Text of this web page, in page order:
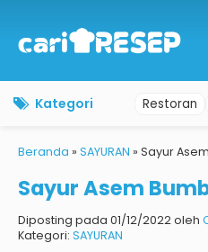
Kategori Restoran
Beranda » SAYURAN » Sayur
Sayur Asem
Diposting pada 01/12/2022 oleh
Kategori: SAYURAN